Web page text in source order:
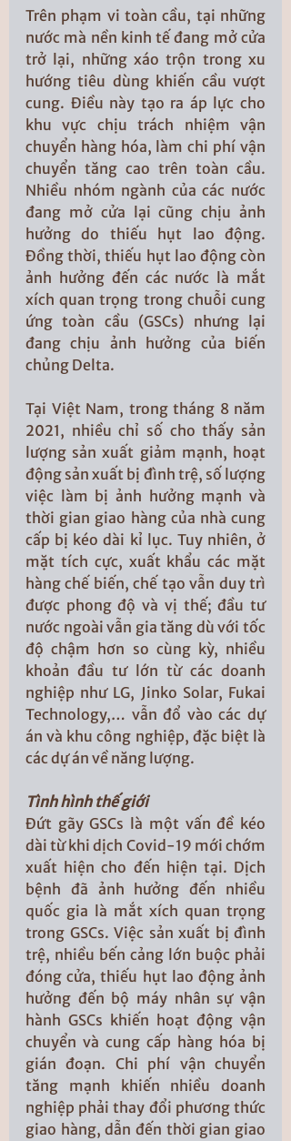
Trên phạm vi toàn cầu, tại những
nước mà nền kinh tế đang mở cửa
trở lại, những xáo trộn trong xu
hướng tiêu dùng khiến cầu vượt
cung. Điều này tạo ra áp lực cho
khu vực chịu trách nhiệm vận
chuyển hàng hóa, làm chi phí vận
chuyển tăng cao trên toàn cầu.
Nhiều nhóm ngành của các nước
đang mở cửa lại cũng chịu ảnh
hưởng do thiếu hụt lao động.
Đồng thời, thiếu hụt lao động còn
ảnh hưởng đến các nước là mắt
xích quan trọng trong chuỗi cung
ứng toàn cầu (GSCs) nhưng lại
đang chịu ảnh hưởng của biến
chủng Delta.
Tại Việt Nam, trong tháng 8 năm
2021, nhiều chỉ số cho thấy sản
lượng sản xuất giảm mạnh, hoạt
động sản xuất bị đình trệ, số lượng
việc làm bị ảnh hưởng mạnh và
thời gian giao hàng của nhà cung
cấp bị kéo dài kỉ lục. Tuy nhiên, ở
mặt tích cực, xuất khẩu các mặt
hàng chế biến, chế tạo vẫn duy trì
được phong độ và vị thế; đầu tư
nước ngoài vẫn gia tăng dù với tốc
độ chậm hơn so cùng kỳ, nhiều
khoản đầu tư lớn từ các doanh
nghiệp như LG, Jinko Solar, Fukai
Technology,… vẫn đổ vào các dự
án và khu công nghiệp, đặc biệt là
các dự án về năng lượng.
Tình hình thế giới
Đứt gãy GSCs là một vấn đề kéo
dài từ khi dịch Covid-19 mới chớm
xuất hiện cho đến hiện tại. Dịch
bệnh đã ảnh hưởng đến nhiều
quốc gia là mắt xích quan trọng
trong GSCs. Việc sản xuất bị đình
trệ, nhiều bến cảng lớn buộc phải
đóng cửa, thiếu hụt lao động ảnh
hưởng đến bộ máy nhân sự vận
hành GSCs khiến hoạt động vận
chuyển và cung cấp hàng hóa bị
gián đoạn. Chi phí vận chuyển
tăng mạnh khiến nhiều doanh
nghiệp phải thay đổi phương thức
giao hàng, dẫn đến thời gian giao